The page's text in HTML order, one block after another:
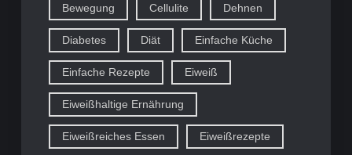
Bewegung Cellulite Dehnen
Diabetes Diät Einfache Küche
Einfache Rezepte Eiweiß
Eiweißhaltige Ernährung
Eiweißreiches Essen Eiweißrezepte